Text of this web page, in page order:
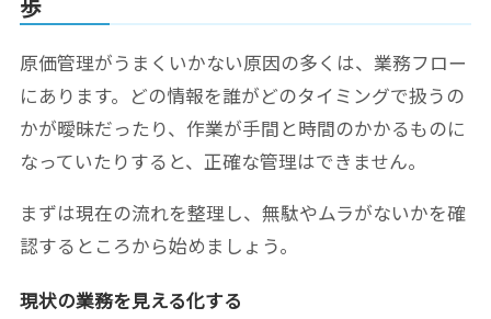
歩
原価管理がうまくいかない原因の多くは、業務フロー
にあります。どの情報を誰がどのタイミングで扱うの
かが曖昧だったり、作業が手間と時間のかかるものに
なっていたりすると、正確な管理はできません。
まずは現在の流れを整理し、無駄やムラがないかを確
認するところから始めましょう。
現状の業務を見える化する